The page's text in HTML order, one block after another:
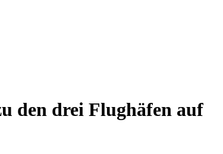
den drei Flughäfen auf